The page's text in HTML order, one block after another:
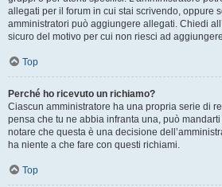
allegati per il forum in cui stai scrivendo, oppure
amministratori può aggiungere allegati. Chiedi
sicuro del motivo per cui non riesci ad
Top
Perché ho ricevuto un richiamo?
Ciascun amministratore ha una propria serie di
pensa che tu ne abbia infranta una, può
notare che questa è una decisione
ha niente a che fare con questi richiami.
Top